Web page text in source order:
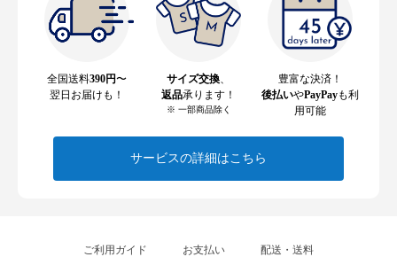
全国送料390円〜
翌日お届けも！
サイズ交換
返品承ります！
※ 一部商品除く
豊富な決済！
後払いやPayPayも利
用可能
サービスの詳細はこちら
ご利用ガイド お支払い 配送・送料